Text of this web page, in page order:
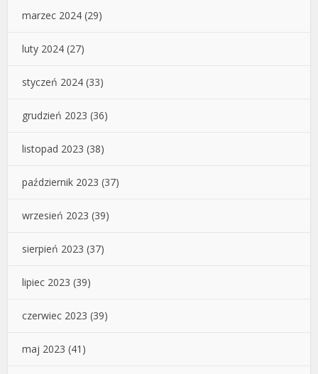
marzec 2024 (29)
luty 2024 (27)
styczeń 2024 (33)
grudzień 2023 (36)
listopad 2023 (38)
październik 2023 (37)
wrzesień 2023 (39)
sierpień 2023 (37)
lipiec 2023 (39)
czerwiec 2023 (39)
maj 2023 (41)